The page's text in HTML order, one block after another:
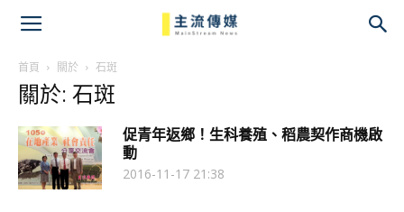
首頁 關於 石斑
關於: 石斑
促青年返鄉！生科養殖、稻農契作商機啟
動
2016-11-17 21:38